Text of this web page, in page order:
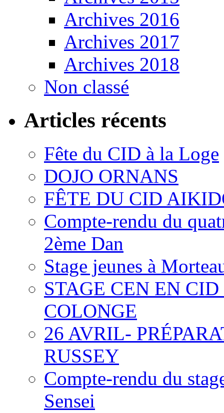
Archives 2016
Archives 2017
Archives 2018
Non classé
Articles récents
Fête du CID à la Loge
DOJO ORNANS
FÊTE DU CID
Compte-rendu du
2ème Dan
Stage jeunes à
STAGE CEN EN
COLONGE
26 AVRIL-
RUSSEY
Compte-rendu du
Sensei